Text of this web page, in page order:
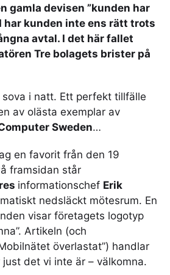
gamla devisen ”kunden har
har kunden inte ens rätt trots
avtal. I det här fallet
Tre bolagets brister på
i natt. Ett perfekt tillfälle
av olästa exemplar av
Sweden…
en favorit från den 19
framsidan står
informationschef Erik
nedsläckt mötesrum. En
visar företagets logotyp
Artikeln (och
överlastat”) handlar
det vi inte är – välkomna.